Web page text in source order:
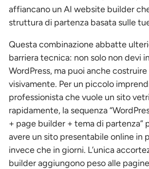
affiancano un AI website builder
struttura di partenza basata sulle
Questa combinazione abbatte
barriera tecnica: non solo non devi
WordPress, ma puoi anche
visivamente. Per un piccolo
professionista che vuole un sito
rapidamente, la sequenza
+ page builder + tema di partenza”
avere un sito presentabile online in
invece che in giorni. L’unica
builder aggiungono peso alle